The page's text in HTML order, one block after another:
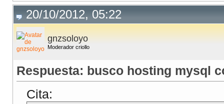
20/10/2012, 05:22
gnzsoloyo
Moderador criollo
Respuesta: busco hosting mysql
Cita: